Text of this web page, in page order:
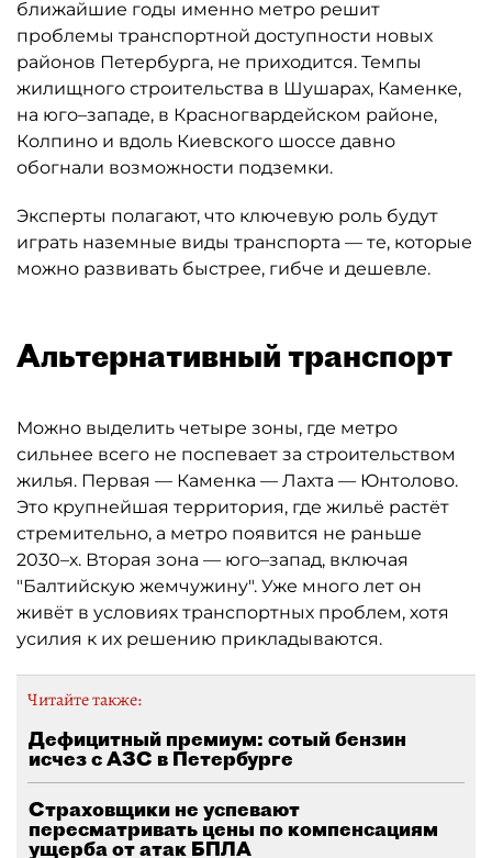
ближайшие годы именно метро решит
проблемы транспортной доступности новых
районов Петербурга, не приходится. Темпы
жилищного строительства в Шушарах, Каменке,
на юго–западе, в Красногвардейском районе,
Колпино и вдоль Киевского шоссе давно
обогнали возможности подземки.
Эксперты полагают, что ключевую роль будут
играть наземные виды транспорта — те, которые
можно развивать быстрее, гибче и дешевле.
Альтернативный транспорт
Можно выделить четыре зоны, где метро
сильнее всего не поспевает за строительством
жилья. Первая — Каменка — Лахта — Юнтолово.
Это крупнейшая территория, где жильё растёт
стремительно, а метро появится не раньше
2030–х. Вторая зона — юго–запад, включая
"Балтийскую жемчужину". Уже много лет он
живёт в условиях транспортных проблем, хотя
усилия к их решению прикладываются.
Читайте также:
Дефицитный премиум: сотый бензин
исчез с АЗС в Петербурге
Страховщики не успевают
пересматривать цены по компенсациям
ущерба от атак БПЛА